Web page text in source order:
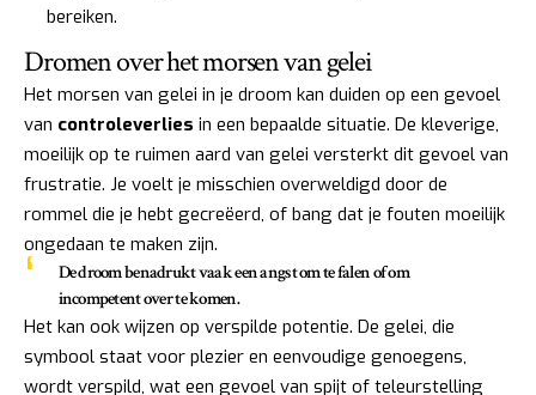
bereiken.
Dromen over het morsen van gelei
Het morsen van gelei in je droom kan duiden op een gevoel
van controleverlies in een bepaalde situatie. De kleverige,
moeilijk op te ruimen aard van gelei versterkt dit gevoel van
frustratie. Je voelt je misschien overweldigd door de
rommel die je hebt gecreëerd, of bang dat je fouten moeilijk
ongedaan te maken zijn.
De droom benadrukt vaak een angst om te falen of om
incompetent over te komen.
Het kan ook wijzen op verspilde potentie. De gelei, die
symbool staat voor plezier en eenvoudige genoegens,
wordt verspild, wat een gevoel van spijt of teleurstelling